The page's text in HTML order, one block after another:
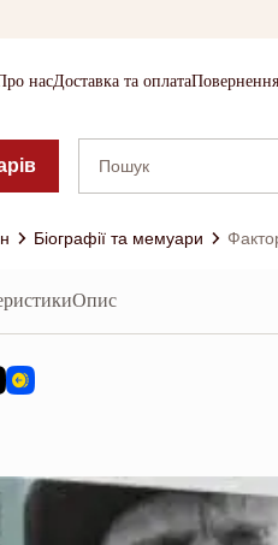
насДоставка та оплата
Біографії та мемуари
Опис